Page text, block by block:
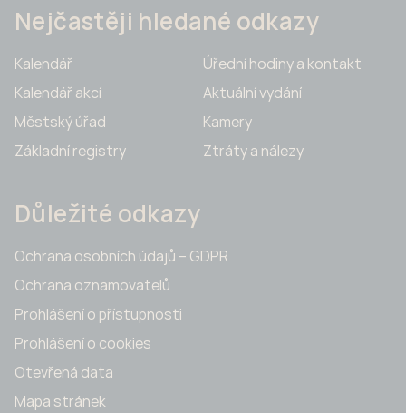
Nejčastěji hledané odkazy
Kalendář
Kalendář akcí
Městský úřad
Základní registry
Úřední hodiny a kontakt
Aktuální vydání
Kamery
Ztráty a nálezy
Důležité odkazy
Ochrana osobních údajů – GDPR
Ochrana oznamovatelů
Prohlášení o přístupnosti
Prohlášení o cookies
Otevřená data
Mapa stránek